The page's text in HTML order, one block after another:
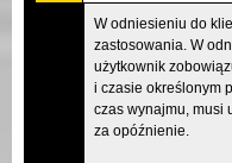
W odniesieniu do
zastosowania. W
użytkownik
i czasie określonym
czas wynajmu, musi
za opóźnienie.